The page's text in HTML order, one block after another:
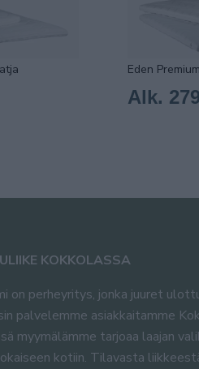
Eden
Alk.
KOKKOLASSA
on perheyritys, jonka juuret
palvelemme asiakkaitamme
myymälämme tarjoaa laajan
kotiin. Tilavasta